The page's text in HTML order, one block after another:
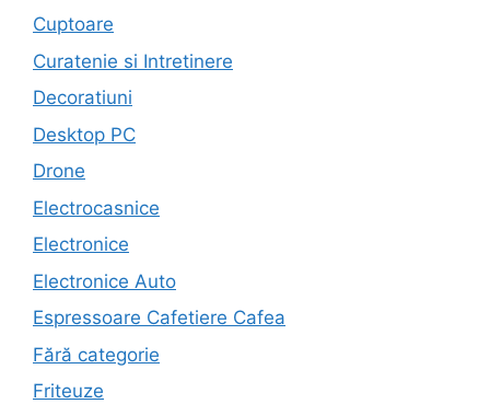
Cuptoare
Curatenie si Intretinere
Decoratiuni
Desktop PC
Drone
Electrocasnice
Electronice
Electronice Auto
Espressoare Cafetiere Cafea
Fără categorie
Friteuze